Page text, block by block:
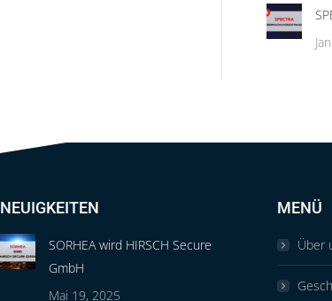
NEUIGKEITEN
SORHEA wird HIRSCH Secure
GmbH
Mai 19, 2025
MENÜ
Über